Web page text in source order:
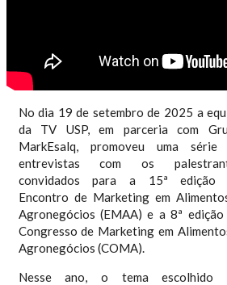
No dia 19 de setembro de 2025 a
da TV USP, em parceria com
MarkEsalq, promoveu uma série
entrevistas com os
convidados para a 15ª edição
Encontro de Marketing em
Agronegócios (EMAA) e a 8ª edição
Congresso de Marketing em
Agronegócios (COMA).
Nesse ano, o tema escolhido